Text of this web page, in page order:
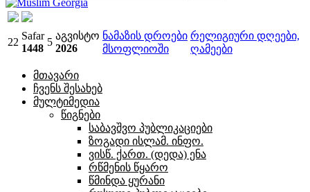
Müslim Georgia
22
Safar
1448
5
აგვისტო
2026
ნამაზის დროები
მსოფლიოში
რელიგიური დღეები,
ღამეები
მთავარი
ჩვენს შესახებ
მულტიმედია
წიგნები
საბავშვო პუბლიკაციები
ზოგადი ისლამ. ინფო.
ვისწ. ქართ. (დედა) ენა
რწმენის წყარო
წმინდა ყურანი